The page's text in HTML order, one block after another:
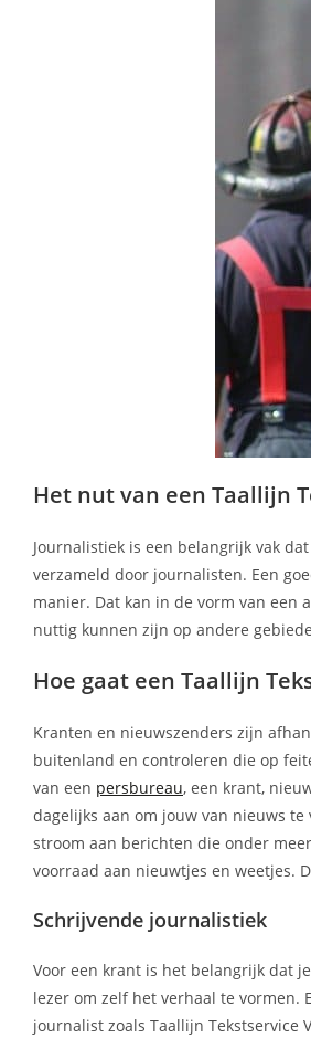
Het nut van een Taallijn
Journalistiek is een belangrijk vak
verzameld door journalisten. Een
manier. Dat kan in de vorm van een
nuttig kunnen zijn op andere
Hoe gaat een Taallijn
Kranten en nieuwszenders zijn
buitenland en controleren die op
van een persbureau, een krant,
dagelijks aan om jouw van nieuws
stroom aan berichten die onder
voorraad aan nieuwtjes en weetjes.
Schrijvende journalistiek
Voor een krant is het belangrijk dat
lezer om zelf het verhaal te vormen.
journalist zoals Taallijn Tekstservice